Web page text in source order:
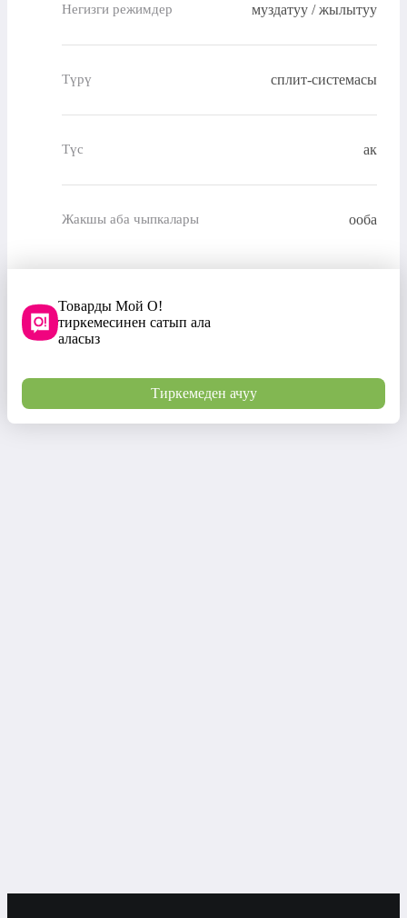
Негизги режимдер муздатуу / жылытуу
Түрү сплит-системасы
Түс ак
Жакшы аба чыпкалары ооба
Товарды Мой О!
тиркемесинен сатып ала
аласыз
Тиркемеден ачуу